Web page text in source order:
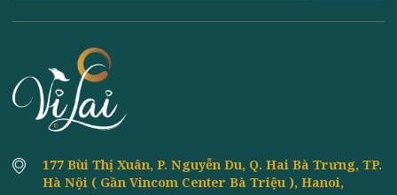
Đăng ký nhận tin